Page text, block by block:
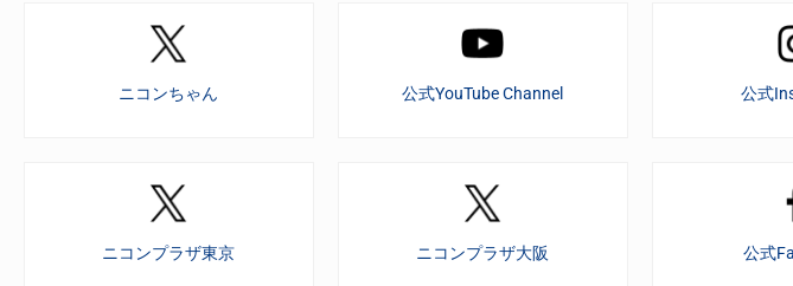
ニコンちゃん 公式YouTube Channel 公式
ニコンプラザ東京 ニコンプラザ大阪 公式